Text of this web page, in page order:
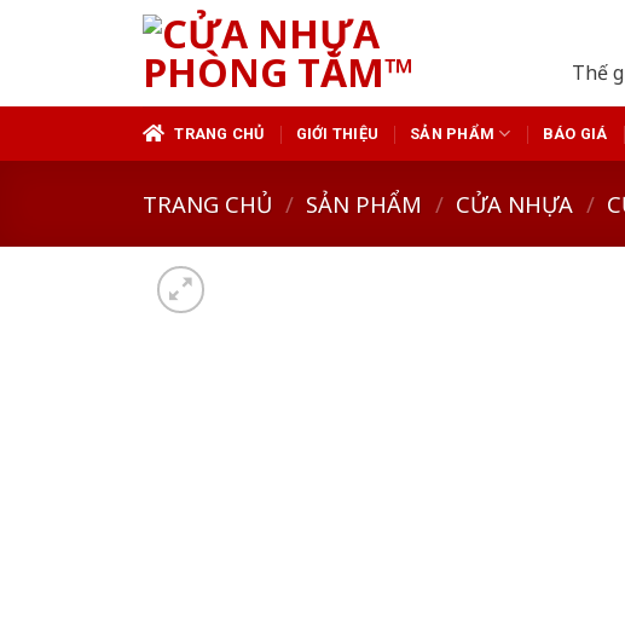
Thế
TRANG CHỦ GIỚI THIỆU SẢN PHẨM BÁO GIÁ
TRANG CHỦ / SẢN PHẨM / CỬA NHỰA /